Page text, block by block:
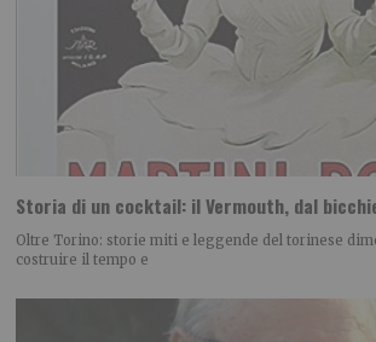
Storia di un cocktail: il Vermouth, dal
Oltre Torino: storie miti e leggende del torinese
costruire il tempo e